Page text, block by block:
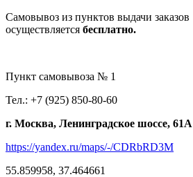
Самовывоз из пунктов выдачи заказов
осуществляется бесплатно.
Пункт самовывоза № 1
Тел.: +7 (925) 850-80-60
г. Москва, Ленинградское шоссе, 61А
https://yandex.ru/maps/-/CDRbRD3M
55.859958, 37.464661